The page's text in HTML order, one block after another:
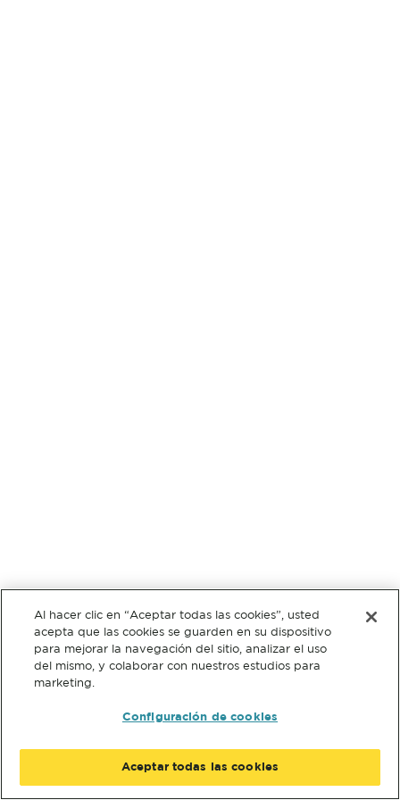
Al hacer clic en “Aceptar todas las cookies”, usted
acepta que las cookies se guarden en su dispositivo
para mejorar la navegación del sitio, analizar el uso
del mismo, y colaborar con nuestros estudios para
marketing.
Configuración de cookies
Aceptar todas las cookies